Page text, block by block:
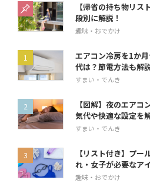
【帰省の持ち物リ
段別に解説！
趣味・おでかけ
エアコン冷房を1か
代は？節電方法も解
すまい・でんき
【図解】夜のエア
気代や快適な設定を
すまい・でんき
【リスト付き】プ
れ・女子が必要なア
趣味・おでかけ